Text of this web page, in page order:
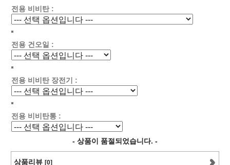
전용 비비탄 :
전용 건오일 :
전용 비비탄 장전기 :
전용 비비탄통 :
- 상품이 품절되었습니다. -
상품리뷰 [0]